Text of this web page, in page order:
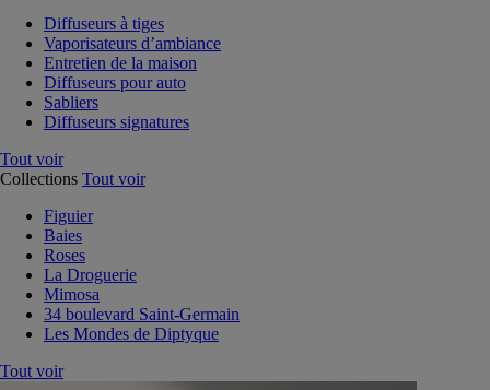
Diffuseurs à tiges
Vaporisateurs d’ambiance
Entretien de la maison
Diffuseurs pour auto
Sabliers
Diffuseurs signatures
Tout voir
Collections Tout voir
Figuier
Baies
Roses
La Droguerie
Mimosa
34 boulevard Saint-Germain
Les Mondes de Diptyque
Tout voir